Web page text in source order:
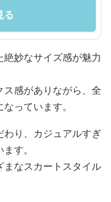
る
妙なサイズ感が魅力
感がありながら、全
っています。
り、カジュアルすぎ
す。
なスカートスタイル